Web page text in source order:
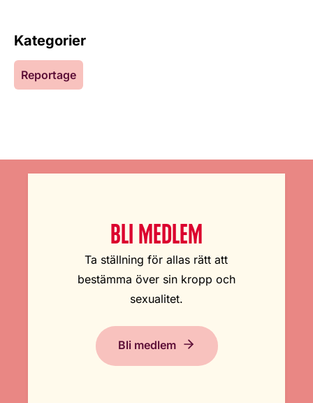
Kategorier
Reportage
BLI MEDLEM
Ta ställning för allas rätt att
bestämma över sin kropp och
sexualitet.
Bli medlem